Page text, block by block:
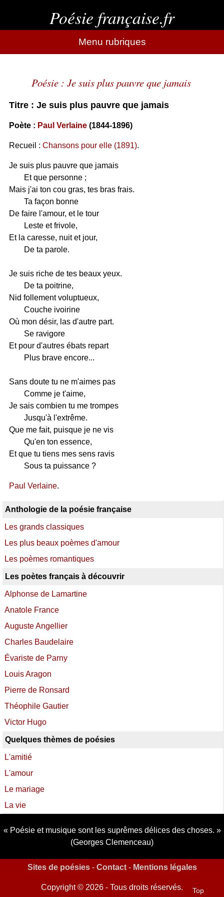
Poésie française.fr
Menu rubriques
Poésie : Je suis plus pauvre que jamais
Titre : Je suis plus pauvre que jamais
Poète : Paul Verlaine(1844-1896)
Recueil : Chansons pour elle (1891).
Je suis plus pauvre que jamais
Et que personne ;
Mais j'ai ton cou gras, tes bras frais.
Ta façon bonne
De faire l'amour, et le tour
Leste et frivole,
Et la caresse, nuit et jour,
De ta parole.
Je suis riche de tes beaux yeux.
De ta poitrine,
Nid follement voluptueux,
Couche ivoirine
Où mon désir, las d'autre part.
Se ravigore
Et pour d'autres ébats repart
Plus brave encore...
Sans doute tu ne m'aimes pas
Comme je t'aime,
Je sais combien tu me trompes
Jusqu'à l'extrême.
Que me fait, puisque je ne vis
Qu'en ton essence,
Et que tu tiens mes sens ravis
Sous ta puissance ?
Paul Verlaine.
Anthologie de la poésie française
Les grands classiques
Les plus beaux poèmes d'amour
Les poèmes romantiques
Les poètes français à découvrir
Alphonse de Lamartine
Anatole France
Auguste Angellier
Charles Baudelaire
Évariste de Parny
Louis Aragon
Pierre de Ronsard
Théophile Gautier
Victor Hugo
Quelques thèmes de poésies
L'amitié
L'amour
Le mariage
La vie
Poésie et musique sont les suprêmes délices des choses.
(Georges Clemenceau)
Sites de poésies- Contact- Mentions légales
Copyright © 2026 - Tous droits réservés. Top